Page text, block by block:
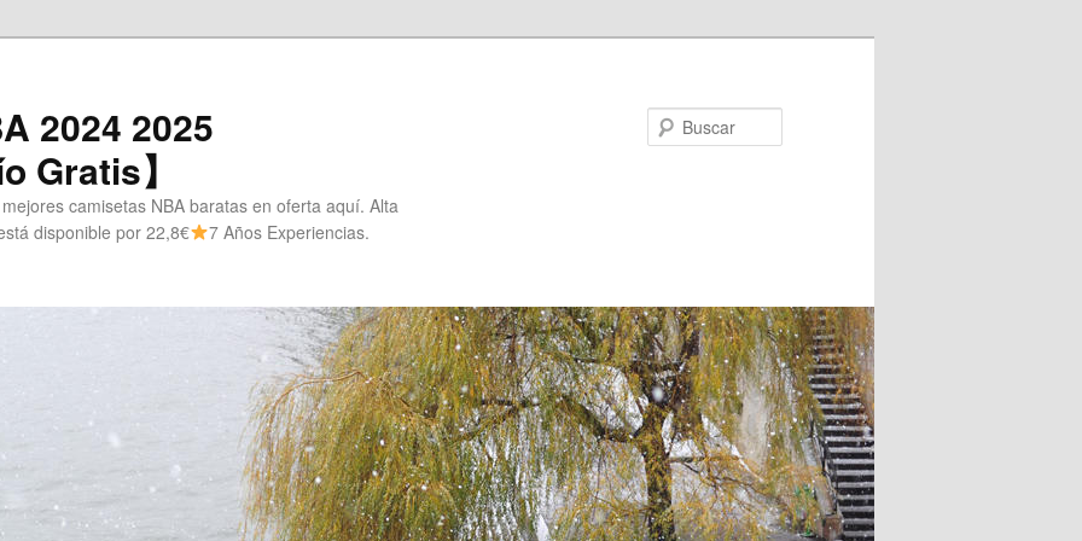
2024 2025
Gratis】
camisetas NBA baratas en oferta aquí. Alta
disponible por 22,8€
7 Años Experiencias.